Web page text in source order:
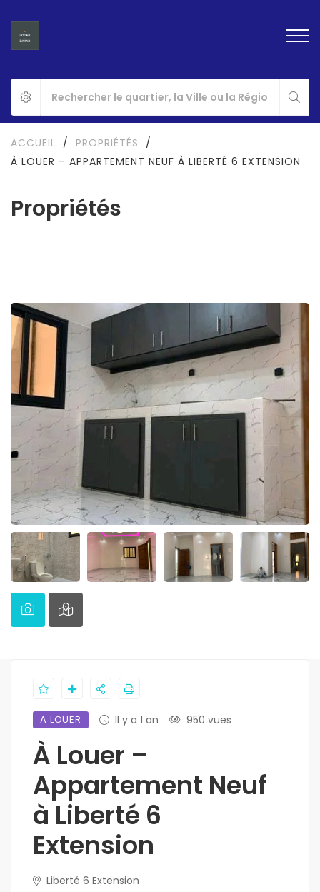
Propriétés
ACCUEIL / PROPRIÉTÉS
/
À LOUER – APPARTEMENT NEUF À LIBERTÉ 6 EXTENSION
A LOUER Il y a 1 an 950 vues
À Louer –
Appartement Neuf
à Liberté 6
Extension
Liberté 6 Extension